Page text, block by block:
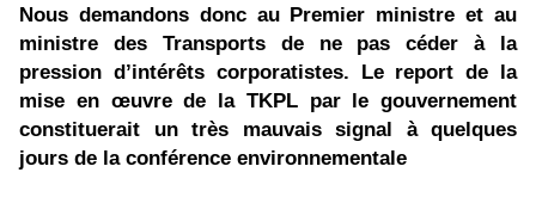
Nous demandons donc au Premier ministre et au
ministre des Transports de ne pas céder à la
pression d’intérêts corporatistes. Le report de la
mise en œuvre de la TKPL par le gouvernement
constituerait un très mauvais signal à quelques
jours de la conférence environnementale